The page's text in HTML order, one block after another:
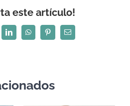
este artículo!
LinkedInWhatsAppPinterestCorreo
electrónico